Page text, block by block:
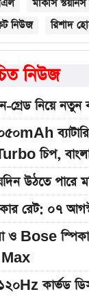
মার্কাস
নিউজ
রিশাদ
নিউজ
গ্রেড নিয়ে নতুন
চিপ,
উঠতে পারে
রেট: ০৭
ও Bose
কার্ভড